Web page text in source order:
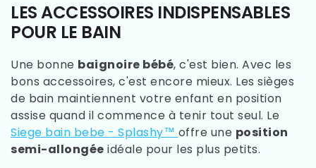
LES ACCESSOIRES INDISPENSABLES
POUR LE BAIN
Une bonne baignoire bébé, c'est bien. Avec les
bons accessoires, c'est encore mieux. Les sièges
de bain maintiennent votre enfant en position
assise quand il commence à tenir tout seul. Le
Siege bain bebe - Splashy™ offre une position
semi-allongée idéale pour les plus petits.